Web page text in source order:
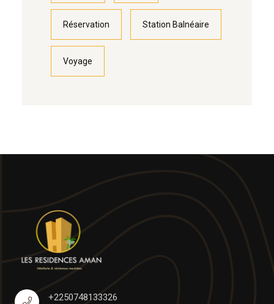
Réservation Station Balnéaire
Voyage
+2250748133326